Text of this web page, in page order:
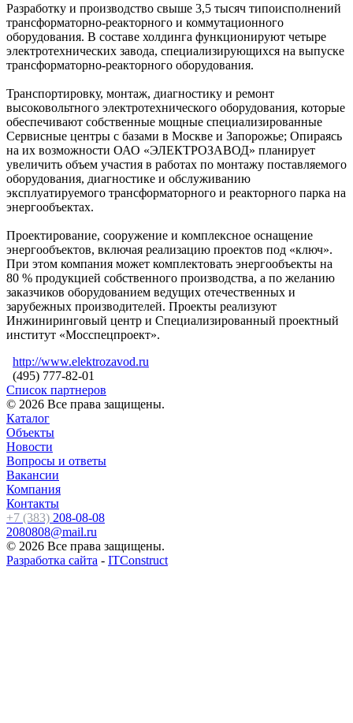
Разработку и производство свыше 3,5 тысяч типоисполнений
трансформаторно-реакторного и коммутационного
оборудования. В составе холдинга функционируют четыре
электротехнических завода, специализирующихся на выпуске
трансформаторно-реакторного оборудования.
Транспортировку, монтаж, диагностику и ремонт
высоковольтного электротехнического оборудования, которые
обеспечивают собственные мощные специализированные
Сервисные центры с базами в Москве и Запорожье; Опираясь
на их возможности ОАО «ЭЛЕКТРОЗАВОД» планирует
увеличить объем участия в работах по монтажу поставляемого
оборудования, диагностике и обслуживанию
эксплуатируемого трансформаторного и реакторного парка на
энергообъектах.
Проектирование, сооружение и комплексное оснащение
энергообъектов, включая реализацию проектов под «ключ».
При этом компания может комплектовать энергообъекты на
80 % продукцией собственного производства, а по желанию
заказчиков оборудованием ведущих отечественных и
зарубежных производителей. Проекты реализуют
Инжиниринговый центр и Специализированный проектный
институт «Мосспецпроект».
http://www.elektrozavod.ru
(495) 777-82-01
Список партнеров
© 2026 Все права защищены.
Каталог
Объекты
Новости
Вопросы и ответы
Вакансии
Компания
Контакты
+7 (383) 208-08-08
2080808@mail.ru
© 2026 Все права защищены.
Разработка сайта - ITConstruct